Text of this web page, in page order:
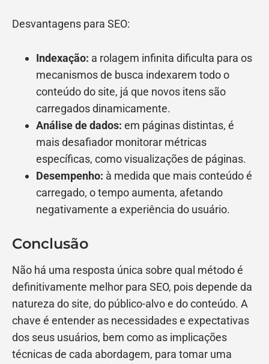
Desvantagens para SEO:
Indexação: a rolagem infinita dificulta para os
mecanismos de busca indexarem todo o
conteúdo do site, já que novos itens são
carregados dinamicamente.
Análise de dados: em páginas distintas, é
mais desafiador monitorar métricas
específicas, como visualizações de páginas.
Desempenho: à medida que mais conteúdo é
carregado, o tempo aumenta, afetando
negativamente a experiência do usuário.
Conclusão
Não há uma resposta única sobre qual método é
definitivamente melhor para SEO, pois depende da
natureza do site, do público-alvo e do conteúdo. A
chave é entender as necessidades e expectativas
dos seus usuários, bem como as implicações
técnicas de cada abordagem, para tomar uma